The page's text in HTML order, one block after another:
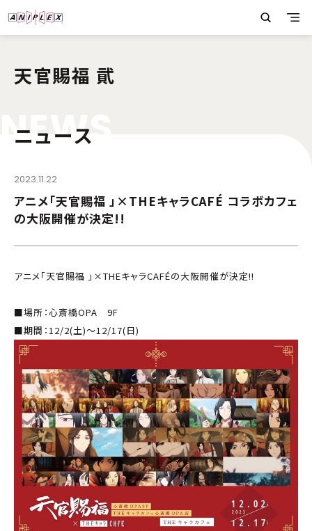
天官賜福 貮
NEWS
ニュース
2023.11.22
アニメ「天官賜福 」×THEキャラCAFÉ コラボカフェ
の大阪開催が決定!!
アニメ「天官賜福 」×THEキャラCAFÉの大阪開催が決定!!
■場所：心斎橋OPA 9F
■期間：12/2(土)～12/17(日)